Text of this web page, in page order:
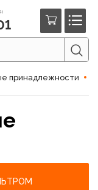
принадлежности